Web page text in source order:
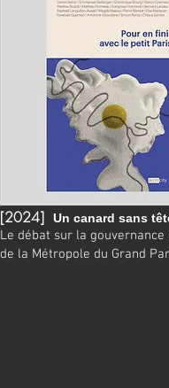
[2024] Un canard sans
Le débat sur la gouvernance
de la Métropole du Grand